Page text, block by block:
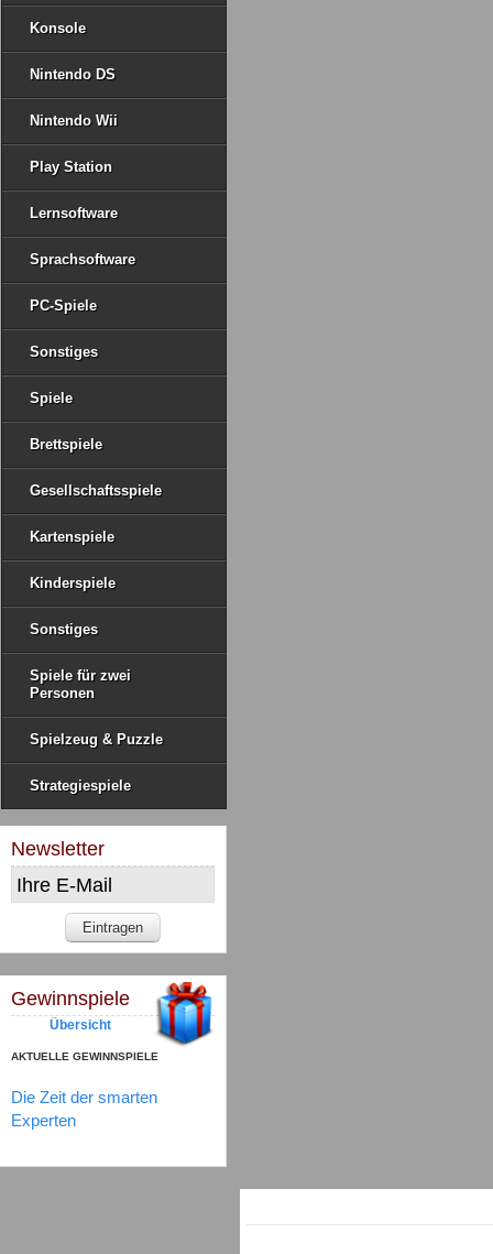
Konsole
Nintendo DS
Nintendo Wii
Play Station
Lernsoftware
Sprachsoftware
PC-Spiele
Sonstiges
Spiele
Brettspiele
Gesellschaftsspiele
Kartenspiele
Kinderspiele
Sonstiges
Spiele für zwei
Personen
Spielzeug & Puzzle
Strategiespiele
Newsletter
Gewinnspiele
Übersicht
AKTUELLE GEWINNSPIELE
Die Zeit der smarten
Experten